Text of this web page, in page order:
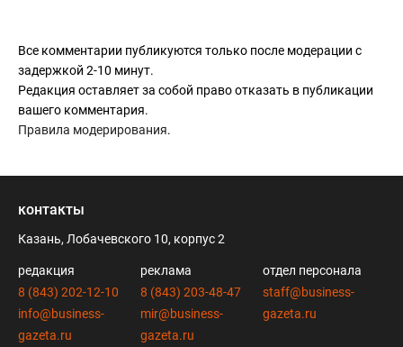
Все комментарии публикуются только после модерации с
задержкой 2-10 минут.
Редакция оставляет за собой право отказать в публикации
вашего комментария.
Правила модерирования.
контакты
Казань, Лобачевского 10, корпус 2
редакция
8 (843) 202-12-10
info@business-
gazeta.ru
реклама
8 (843) 203-48-47
mir@business-
gazeta.ru
отдел персонала
staff@business-
gazeta.ru